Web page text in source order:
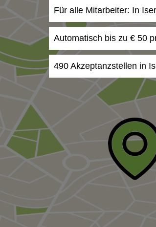
Für alle Mitarbeiter: In
Automatisch bis zu € 50
490 Akzeptanzstellen in